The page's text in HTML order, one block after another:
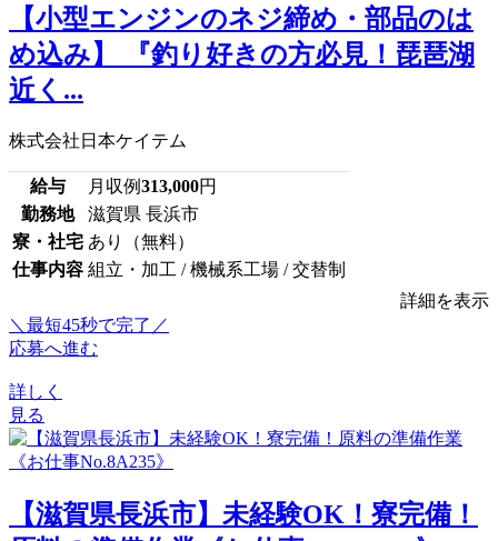
【小型エンジンのネジ締め・部品のは
め込み】 『釣り好きの方必見！琵琶湖
近く...
株式会社日本ケイテム
給与 月収例313,000円
勤務地
滋賀県 長浜市
寮・社宅 あり（無料）
仕事内容 組立・加工 / 機械系工場 / 交替制
詳細を表示
＼最短45秒で完了／
応募へ進む
詳しく
見る
【滋賀県長浜市】未経験OK！寮完備！